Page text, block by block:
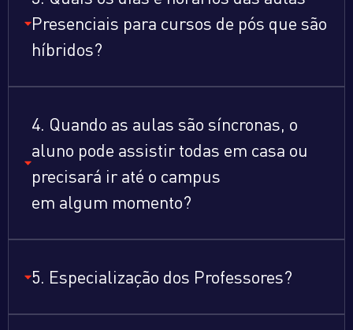
Presenciais para cursos de pós que são
híbridos?
4. Quando as aulas são síncronas, o
aluno pode assistir todas em casa ou
precisará ir até o campus
em algum momento?
5. Especialização dos Professores?